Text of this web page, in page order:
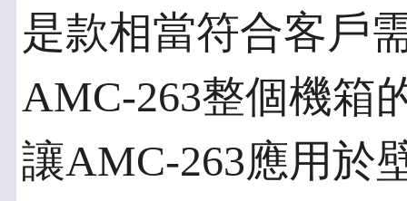
是款相當符合客戶
AMC-263整個機箱
讓AMC-263應用於